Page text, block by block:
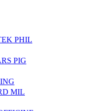
PHIL
PIG
MIL